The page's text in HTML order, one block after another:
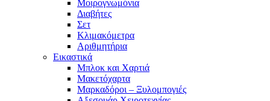
Mοιρογνωμόνια
Διαβήτες
Σετ
Κλιμακόμετρα
Αριθμητήρια
Εικαστικά
Μπλοκ και Χαρτιά
Μακετόχαρτα
Μαρκαδόροι – Ξυλομπογιές